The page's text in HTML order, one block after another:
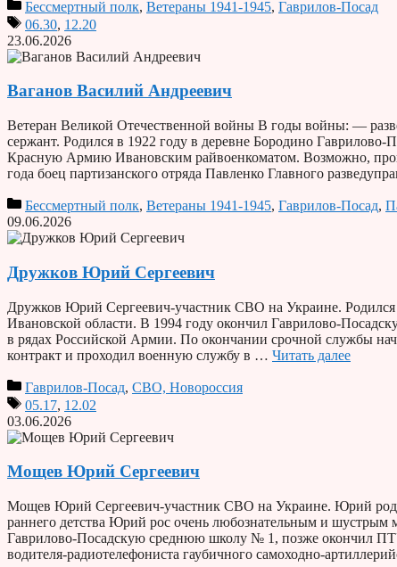
Бессмертный полк, Ветераны 1941-1945, Гаврилов-Посад
06.30, 12.20
23.06.2026
Ваганов Василий Андреевич
Ветеран Великой Отечественной войны В годы войны: —
сержант. Родился в 1922 году в деревне Бородино
Красную Армию Ивановским райвоенкоматом. Возможно,
года боец партизанского отряда Павленко Главного
Бессмертный полк, Ветераны 1941-1945, Гаврилов-Посад,
09.06.2026
Дружков Юрий Сергеевич
Дружков Юрий Сергеевич-участник СВО на Украине. Родился
Ивановской области. В 1994 году окончил Гаврилово-
в рядах Российской Армии. По окончании срочной службы
контракт и проходил военную службу в … Читать далее
Гаврилов-Посад, СВО, Новороссия
05.17, 12.02
03.06.2026
Мощев Юрий Сергеевич
Мощев Юрий Сергеевич-участник СВО на Украине. Юрий
раннего детства Юрий рос очень любознательным и шустрым
Гаврилово-Посадскую среднюю школу № 1, позже окончил
водителя-радиотелефониста гаубичного самоходно-